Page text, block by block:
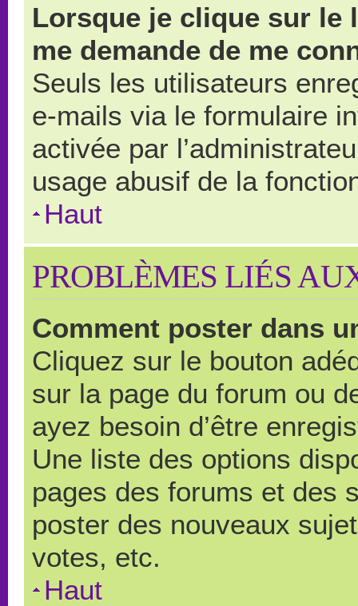
Lorsque je clique sur le
me demande de me
Seuls les utilisateurs
e-mails via le formulaire
activée par
usage abusif de la
Haut
PROBLÈMES LIÉS
Comment poster dans
Cliquez sur le bouton
sur la page du forum ou
ayez besoin d’être
Une liste des options
pages des forums et des
poster des nouveaux
votes, etc.
Haut